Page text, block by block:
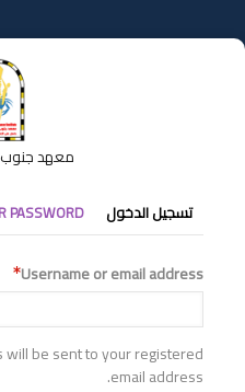
إلى
المحتوى
معهد جنوب
التبويبات
الأساسية
تسجيل الدخول PASSWORD
Username or email address
be sent to your registered
email address.